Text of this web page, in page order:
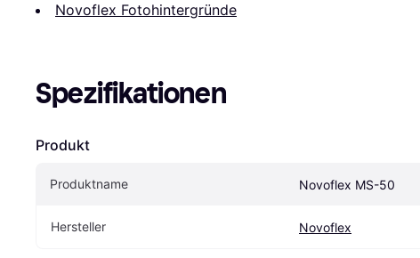
Novoflex Fotohintergründe
Spezifikationen
Produkt
Produktname Novoflex MS-50
Hersteller Novoflex